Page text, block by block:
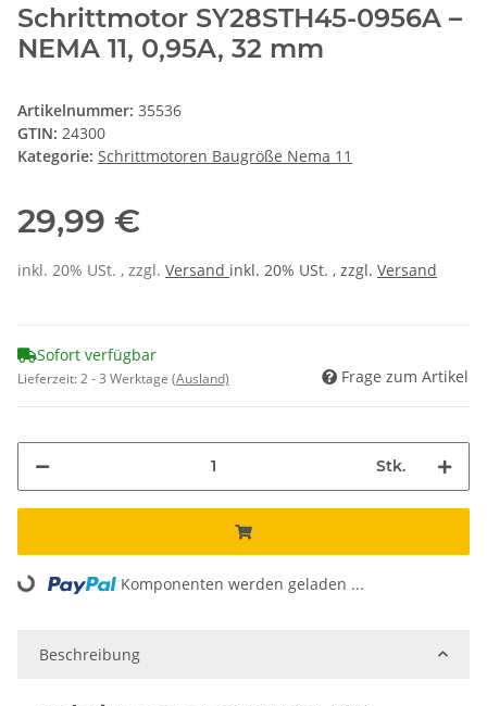
Schrittmotor SY28STH45-0956A –
NEMA 11, 0,95A, 32 mm
Artikelnummer: 35536
GTIN: 24300
Kategorie: Schrittmotoren Baugröße Nema 11
29,99 €
inkl. 20% USt. , zzgl. Versand inkl. 20% USt. , zzgl. Versand
Sofort verfügbar
Lieferzeit:2 - 3 Werktage (Ausland) Frage zum Artikel
Stk.
Loading... Komponenten werden geladen ...
Beschreibung